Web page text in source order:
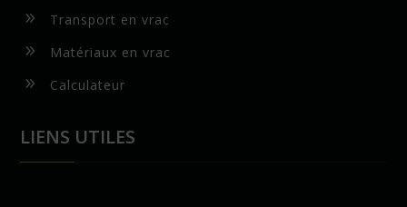
9 Transport en vrac
9 Matériaux en vrac
9 Calculateur
LIENS UTILES